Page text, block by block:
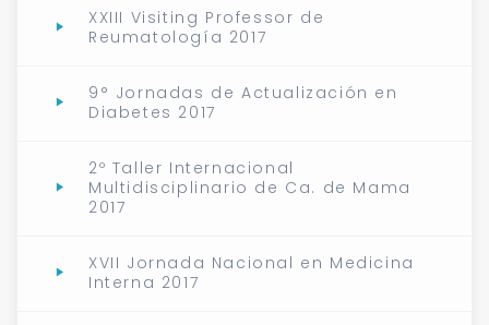
XXIII Visiting Professor de
Reumatología 2017
9° Jornadas de Actualización en
Diabetes 2017
2º Taller Internacional
Multidisciplinario de Ca. de Mama
2017
XVII Jornada Nacional en Medicina
Interna 2017